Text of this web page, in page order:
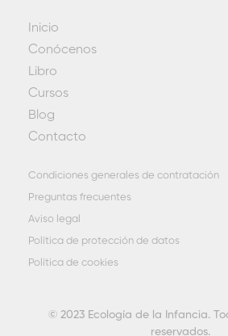
Inicio
Conócenos
Libro
Cursos
Blog
Contacto
Condiciones generales de contratación
Preguntas frecuentes
Aviso legal
Política de protección de datos
Política de cookies
© 2023 Ecología de la Infancia.
reservados.